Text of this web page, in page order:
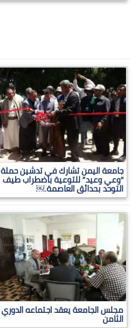
جامعة اليمن تشارك في تدشين حملة
“وعي وعيد” للتوعية باضطراب طيف
التوحد بحدائق العاصمة.￼
مجلس الجامعة يعقد اجتماعه الدوري
الثامن